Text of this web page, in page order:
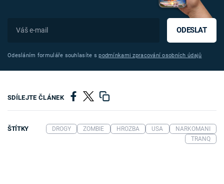
ODESLAT
Odesláním formuláře souhlasíte spodmínkami zpracování osobních údajů
SDÍLEJTE ČLÁNEK
ŠTÍTKY DROGY ZOMBIE HROZBA USA
NARKOMANI
TRANQ